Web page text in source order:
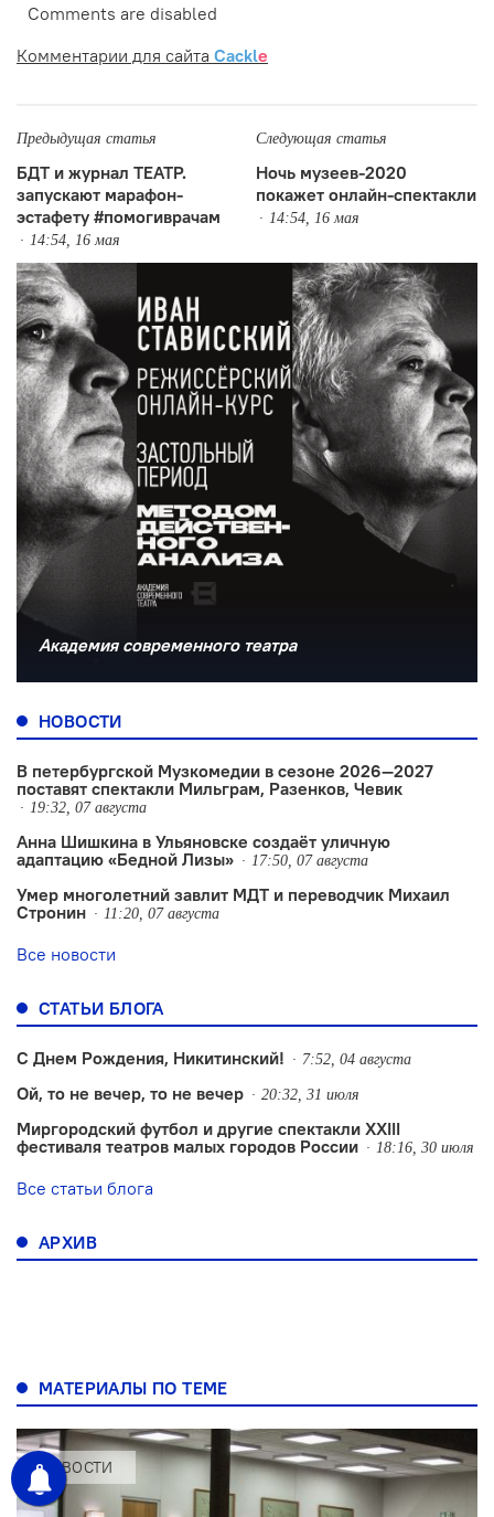
Comments are disabled
Комментарии для сайта Cackle
Предыдущая статья
БДТ и журнал ТЕАТР.
запускают марафон-
эстафету #помогиврачам
14:54, 16 мая
Следующая статья
Ночь музеев-2020
покажет онлайн-спектакли
14:54, 16 мая
Академия современного театра
НОВОСТИ
В петербургской Музкомедии в сезоне 2026—2027
поставят спектакли Мильграм, Разенков, Чевик
19:32, 07 августа
Анна Шишкина в Ульяновске создаëт уличную
адаптацию «Бедной Лизы»
17:50, 07 августа
Умер многолетний завлит МДТ и переводчик Михаил
Стронин
11:20, 07 августа
Все новости
СТАТЬИ БЛОГА
С Днем Рождения, Никитинский! 7:52, 04 августа
Ой, то не вечер, то не вечер 20:32, 31 июля
Миргородский футбол и другие спектакли XXIII
фестиваля театров малых городов России
18:16, 30 июля
Все статьи блога
АРХИВ
МАТЕРИАЛЫ ПО ТЕМЕ
НОВОСТИ